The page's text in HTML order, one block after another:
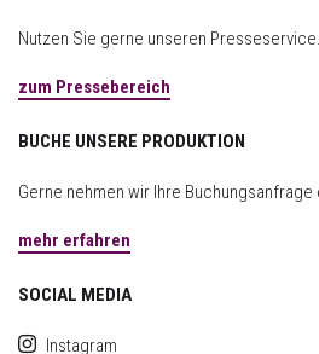
Nutzen Sie gerne unseren Presseservice.
zum Pressebereich
BUCHE UNSERE PRODUKTION
Gerne nehmen wir Ihre
mehr erfahren
SOCIAL MEDIA
Instagram